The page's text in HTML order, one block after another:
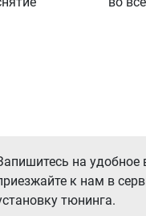
на удобное
к нам в
тюнинга.